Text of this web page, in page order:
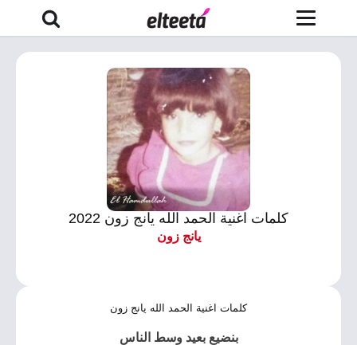
كلمات اغنية الحمد الله يانج زون 2022
يانج زون
كلمات اغنية الحمد الله يانج زون
بنضيع بعيد وسط الناس